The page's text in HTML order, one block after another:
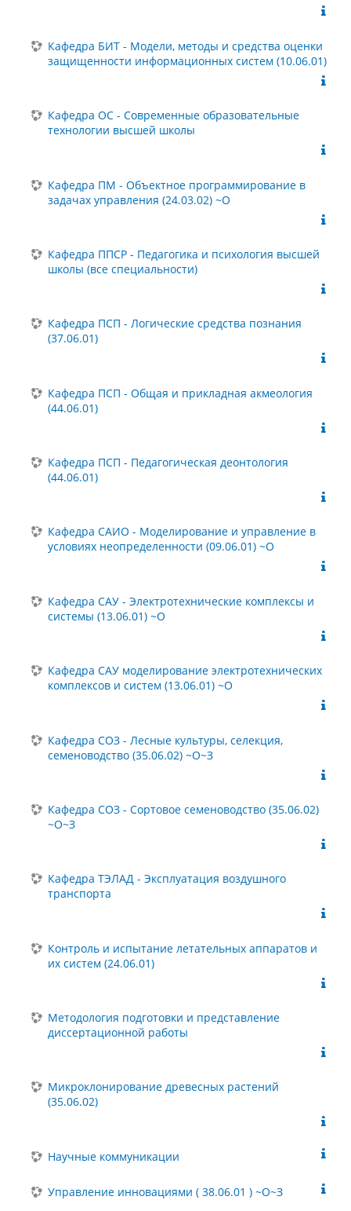
Кафедра БИТ - Модели, методы и средства оценки
защищенности информационных систем (10.06.01)
Кафедра ОС - Современные образовательные
технологии высшей школы
Кафедра ПМ - Объектное программирование в
задачах управления (24.03.02) ~О
Кафедра ППСР - Педагогика и психология высшей
школы (все специальности)
Кафедра ПСП - Логические средства познания
(37.06.01)
Кафедра ПСП - Общая и прикладная акмеология
(44.06.01)
Кафедра ПСП - Педагогическая деонтология
(44.06.01)
Кафедра САИО - Моделирование и управление в
условиях неопределенности (09.06.01) ~О
Кафедра САУ - Электротехнические комплексы и
системы (13.06.01) ~О
Кафедра САУ моделирование электротехнических
комплексов и систем (13.06.01) ~О
Кафедра СОЗ - Лесные культуры, селекция,
семеноводство (35.06.02) ~О~З
Кафедра СОЗ - Сортовое семеноводство (35.06.02)
~О~З
Кафедра ТЭЛАД - Эксплуатация воздушного
транспорта
Контроль и испытание летательных аппаратов и
их систем (24.06.01)
Методология подготовки и представление
диссертационной работы
Микроклонирование древесных растений
(35.06.02)
Научные коммуникации
Управление инновациями ( 38.06.01 ) ~О~З